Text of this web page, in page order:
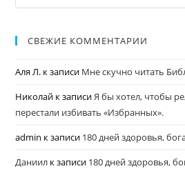
СВЕЖИЕ КОММЕНТАРИИ
Аля Л. к записи Мне скучно читать
Николай к записиЯ бы хотел, чтобы
перестали избивать «Избранных».
admin к записи 180 дней здоровья,
Даниил к записи 180 дней здоровья,